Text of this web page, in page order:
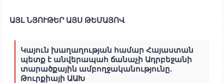
ԱՅԼ ՆՅՈՒԹԵՐ ԱՅՍ ԹԵՄԱՅՈՎ
Կայուն խաղաղության համար Հայաստան
պետք է անվերապահ ճանաչի Ադրբեջանի
տարածքային ամբողջականությունը.
Թուրքիայի ԱԱԽ